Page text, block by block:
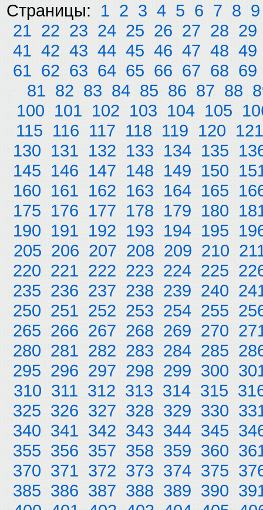
Страницы: 1 2 3 4 5 6 7 8 9
21 22 23 24 25 26 27 28 29
41 42 43 44 45 46 47 48 49
61 62 63 64 65 66 67 68 69
81 82 83 84 85 86 87 88
100 101 102 103 104 105
115 116 117 118 119 120 121
130 131 132 133 134 135
145 146 147 148 149 150
160 161 162 163 164 165
175 176 177 178 179 180
190 191 192 193 194 195
205 206 207 208 209 210
220 221 222 223 224 225
235 236 237 238 239 240
250 251 252 253 254 255
265 266 267 268 269 270
280 281 282 283 284 285
295 296 297 298 299 300
310 311 312 313 314 315
325 326 327 328 329 330
340 341 342 343 344 345
355 356 357 358 359 360
370 371 372 373 374 375
385 386 387 388 389 390